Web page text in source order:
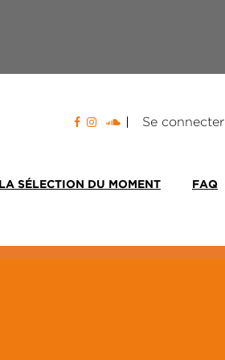
Se connecter
LA SÉLECTION DU MOMENT FAQ